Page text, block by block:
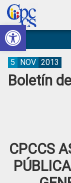
Abrir barra de
Skip
to
primary
navigation
Skip
to
main
content
Skip
to
primary
sidebar
Skip
to
footer
Consejo
de
Construyendo
Poder
Ciudadano
Boletín
5 NOV 2013
CPCCS